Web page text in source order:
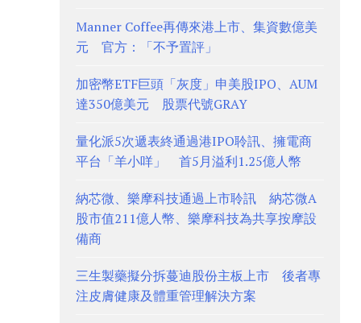
Manner Coffee再傳來港上市、集資數億美
元 官方：「不予置評」
加密幣ETF巨頭「灰度」申美股IPO、AUM
達350億美元 股票代號GRAY
量化派5次遞表終通過港IPO聆訊、擁電商
平台「羊小咩」 首5月溢利1.25億人幣
納芯微、樂摩科技通過上市聆訊 納芯微A
股市值211億人幣、樂摩科技為共享按摩設
備商
三生製藥擬分拆蔓迪股份主板上市 後者專
注皮膚健康及體重管理解決方案